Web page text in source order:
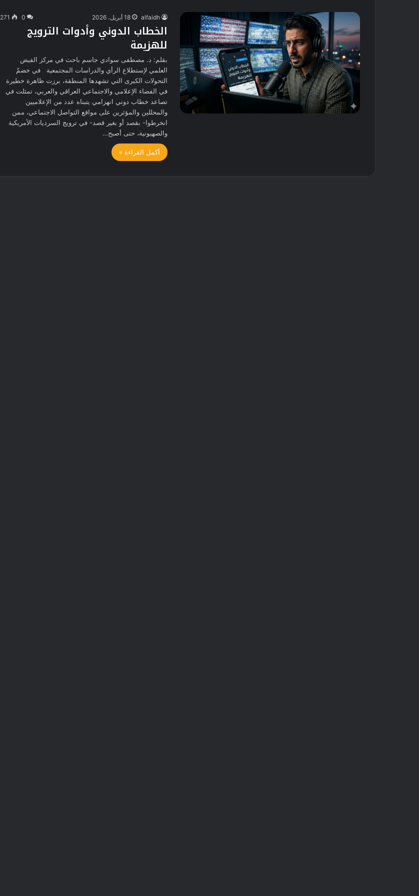
alfaidh 18 أبريل، 2026 0
271
الخطاب الدوني وأدوات الترويج
للهزيمة
بقلم: د. مصطفى سوادي جاسم باحث في مركز الفيض
العلمي لإستطلاع الرأي والدراسات المجتمعية في خضمّ
التحولات الكبرى التي تشهدها المنطقة، برزت ظاهرة خطيرة
في الفضاء الإعلامي والاجتماعي العراقي والعربي، تمثلت في
تصاعد خطاب دوني انهزامي يتبناه عدد من الإعلاميين
والمحللين والمؤثرين على مواقع التواصل الاجتماعي، ممن
انخرطوا- بقصد أو بغير قصد- في ترويج السرديات الأمريكية
والصهيونية، حتى أصبح…
أكمل القراءة »